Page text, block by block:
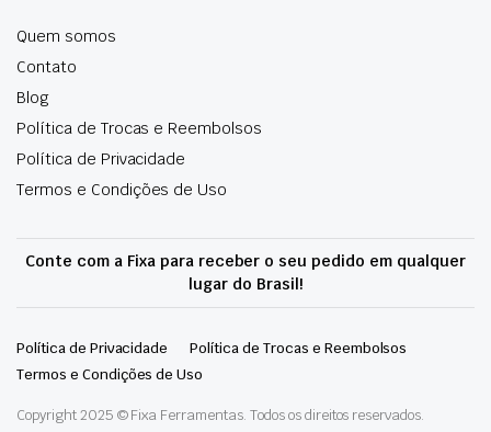
Quem somos
Contato
Blog
Política de Trocas e Reembolsos
Política de Privacidade
Termos e Condições de Uso
Conte com a Fixa para receber o seu pedido em qualquer
lugar do Brasil!
Política de Privacidade
Política de Trocas e Reembolsos
Termos e Condições de Uso
Copyright 2025 © Fixa Ferramentas. Todos os direitos reservados.